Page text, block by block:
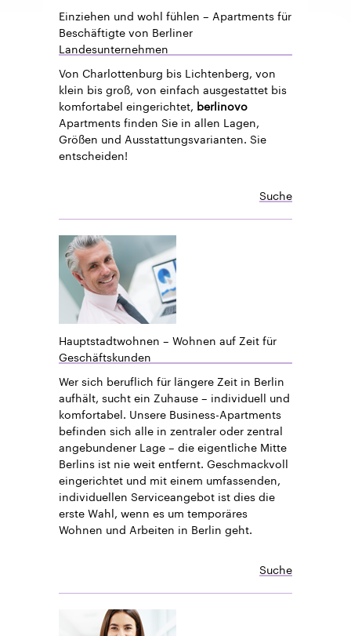
Einziehen und wohl fühlen – Apartments für
Beschäftigte von Berliner
Landesunternehmen
Von Charlottenburg bis Lichtenberg, von
klein bis groß, von einfach ausgestattet bis
komfortabel eingerichtet, berlinovo
Apartments finden Sie in allen Lagen,
Größen und Ausstattungsvarianten. Sie
entscheiden!
Suche
Hauptstadtwohnen – Wohnen auf Zeit für
Geschäftskunden
Wer sich beruflich für längere Zeit in Berlin
aufhält, sucht ein Zuhause – individuell und
komfortabel. Unsere Business-Apartments
befinden sich alle in zentraler oder zentral
angebundener Lage – die eigentliche Mitte
Berlins ist nie weit entfernt. Geschmackvoll
eingerichtet und mit einem umfassenden,
individuellen Serviceangebot ist dies die
erste Wahl, wenn es um temporäres
Wohnen und Arbeiten in Berlin geht.
Suche